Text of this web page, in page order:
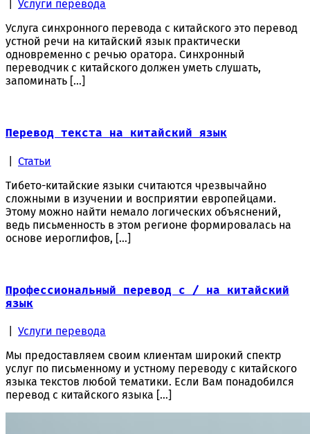
Услуги перевода
Услуга синхронного перевода с китайского это перевод
устной речи на китайский язык практически
одновременно с речью оратора. Синхронный
переводчик с китайского должен уметь слушать,
запоминать […]
Перевод текста на китайский язык
Статьи
Тибето-китайские языки считаются чрезвычайно
сложными в изучении и восприятии европейцами.
Этому можно найти немало логических объяснений,
ведь письменность в этом регионе формировалась на
основе иероглифов, […]
Профессиональный перевод с / на китайский
язык
Услуги перевода
Мы предоставляем своим клиентам широкий спектр
услуг по письменному и устному переводу с китайского
языка текстов любой тематики. Если Вам понадобился
перевод с китайского языка […]